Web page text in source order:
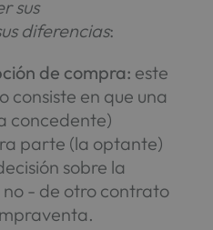
sus
diferencias:
de compra: este
consiste en que una
concedente)
parte (la optante)
sobre la
- de otro contrato